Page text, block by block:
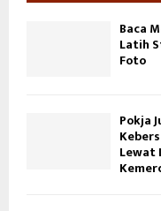
Baca
Latih
Foto
Pokja
Lewat